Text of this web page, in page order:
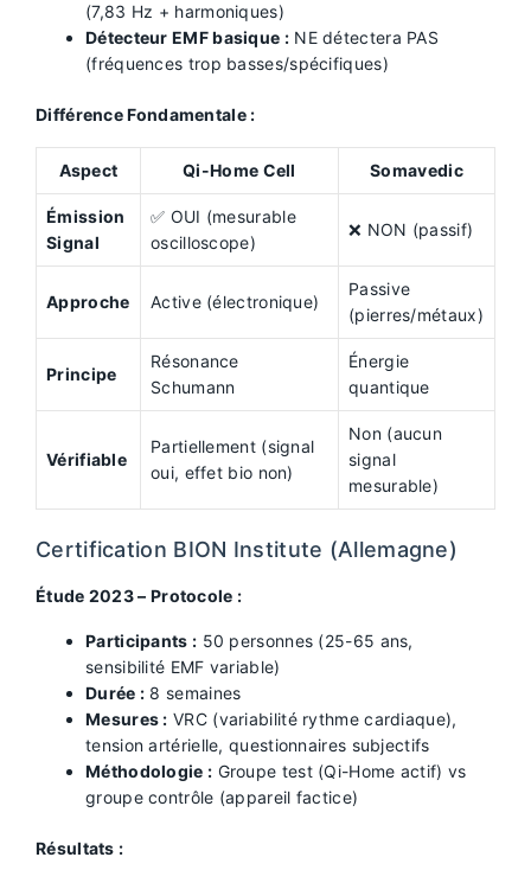
(7,83 Hz + harmoniques)
Détecteur EMF basique :NE détectera PAS
(fréquences trop basses/spécifiques)
Différence Fondamentale :
Aspect Qi-Home Cell Somavedic
Émission
Signal
✅ OUI (mesurable
oscilloscope)
❌ NON (passif)
Approche Active (électronique)
Passive
(pierres/métaux)
Principe
Résonance
Schumann
Énergie
quantique
Vérifiable
Partiellement (signal
oui, effet bio non)
Non (aucun
signal
mesurable)
Certification BION Institute (Allemagne)
Étude 2023 – Protocole :
Participants : 50 personnes (25-65 ans,
sensibilité EMF variable)
Durée : 8 semaines
Mesures : VRC (variabilité rythme cardiaque),
tension artérielle, questionnaires subjectifs
Méthodologie : Groupe test (Qi-Home actif) vs
groupe contrôle (appareil factice)
Résultats :